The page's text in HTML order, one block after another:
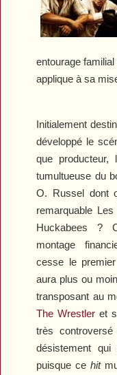
entourage
applique à sa
Initialement
développé le
que producteur,
tumultueuse du
O. Russel dont
remarquable
Huckabees ?
montage
cesse le
aura plus ou
transposant au
The Wrestler et
très controversé
désistement
puisque cehit